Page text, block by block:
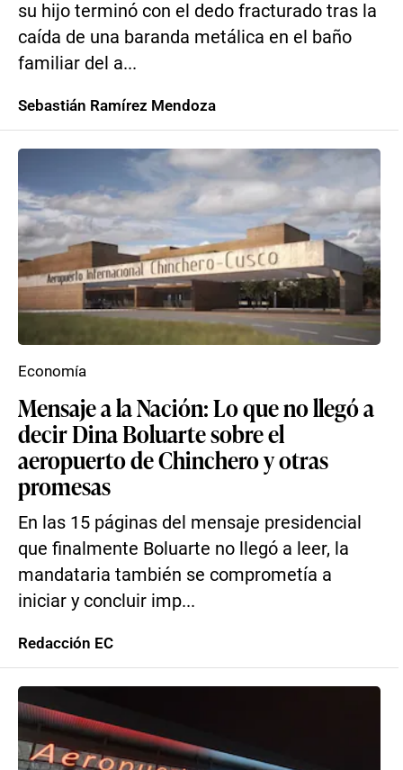
su hijo terminó con el dedo fracturado tras la
caída de una baranda metálica en el baño
familiar del a...
Sebastián Ramírez Mendoza
Mensaje a la Nación: Lo que no llegó a
decir Dina Boluarte sobre el
aeropuerto de Chinchero y otras
promesas
En las 15 páginas del mensaje presidencial
que finalmente Boluarte no llegó a leer, la
mandataria también se comprometía a
iniciar y concluir imp...
Economía
Redacción EC